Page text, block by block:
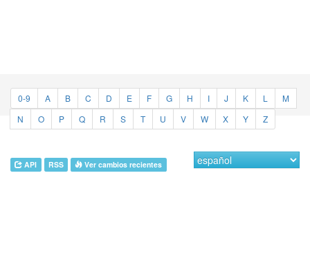
0-9 A B C D E F G H I J K L
M
N
O P Q R S T U V W X Y Z
API RSS Ver cambios recientes